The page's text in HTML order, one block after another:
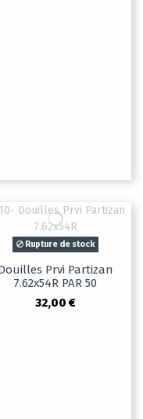
Rupture de stock
Prvi Partizan
7.62x54R PAR 50
32,00 €